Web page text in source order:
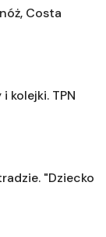
Costa
kolejki. TPN
"Dziecko